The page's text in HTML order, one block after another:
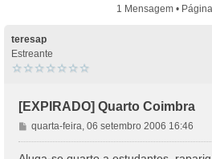
1 Mensagem • Página
teresap
Estreante
[EXPIRADO] Quarto Coimbra
M
e
n
quarta-feira, 06 setembro 2006 16:46